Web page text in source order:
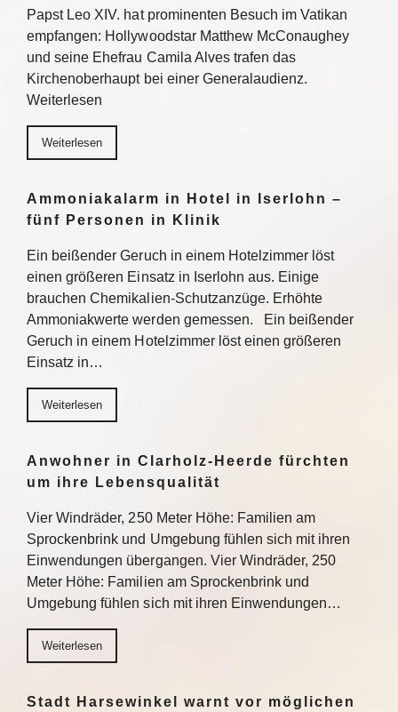
Papst Leo XIV. hat prominenten Besuch im Vatikan
empfangen: Hollywoodstar Matthew McConaughey
und seine Ehefrau Camila Alves trafen das
Kirchenoberhaupt bei einer Generalaudienz.
Weiterlesen
Weiterlesen
Ammoniakalarm in Hotel in Iserlohn –
fünf Personen in Klinik
Ein beißender Geruch in einem Hotelzimmer löst
einen größeren Einsatz in Iserlohn aus. Einige
brauchen Chemikalien-Schutzanzüge. Erhöhte
Ammoniakwerte werden gemessen. Ein beißender
Geruch in einem Hotelzimmer löst einen größeren
Einsatz in…
Weiterlesen
Anwohner in Clarholz-Heerde fürchten
um ihre Lebensqualität
Vier Windräder, 250 Meter Höhe: Familien am
Sprockenbrink und Umgebung fühlen sich mit ihren
Einwendungen übergangen. Vier Windräder, 250
Meter Höhe: Familien am Sprockenbrink und
Umgebung fühlen sich mit ihren Einwendungen…
Weiterlesen
Stadt Harsewinkel warnt vor möglichen